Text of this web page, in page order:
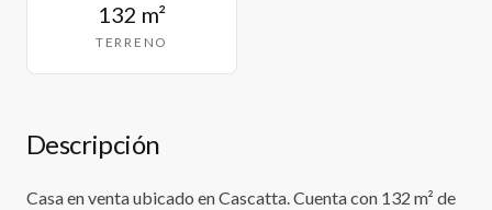
132 m²
TERRENO
Descripción
Casa en venta ubicado en Cascatta. Cuenta con 132 m² de